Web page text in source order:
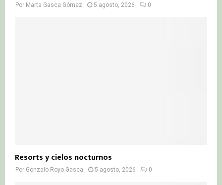
Por Marta Gasca Gómez 5 agosto, 2026 0
Resorts y cielos nocturnos
Por Gonzalo Royo Gasca 5 agosto, 2026 0